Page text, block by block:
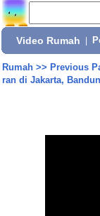
Video Rumah
Rumah>> Previous
ran di Jakarta,